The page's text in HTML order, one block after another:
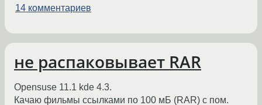
14 комментариев
не распаковывает RAR
Opensuse 11.1 kde 4.3.
Качаю фильмы ссылками по 100 мБ (RAR) с пом.